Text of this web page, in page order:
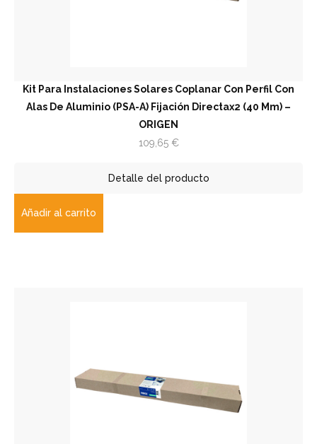
Kit Para Instalaciones Solares Coplanar Con Perfil Con
Alas De Aluminio (PSA-A) Fijación Directax2 (40 Mm) –
ORIGEN
109,65 €
Detalle del producto
Añadir al carrito